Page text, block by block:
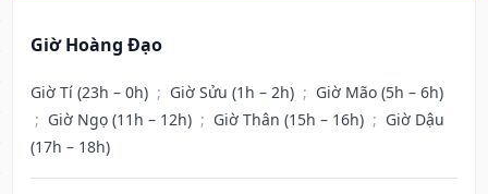
Giờ Hoàng Đạo
Giờ Tí (23h – 0h) ; Giờ Sửu (1h – 2h) ; Giờ Mão (5h – 6h)
; Giờ Ngọ (11h – 12h) ; Giờ Thân (15h – 16h) ; Giờ Dậu
(17h – 18h)